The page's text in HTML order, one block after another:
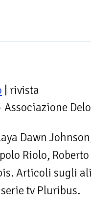
| rivista
Associazione
Dawn
Riolo,
Articoli sugli
tv Pluribus.